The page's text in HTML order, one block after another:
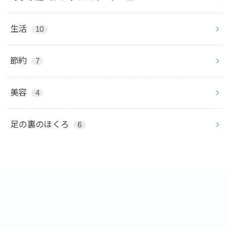
生活 10
節約 7
美容 4
足の裏のほくろ 6